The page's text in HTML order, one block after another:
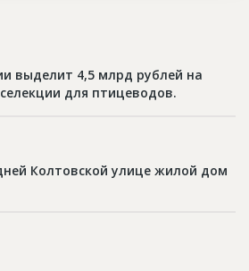
выделит 4,5 млрд рублей на
для птицеводов.
Колтовской улице жилой дом